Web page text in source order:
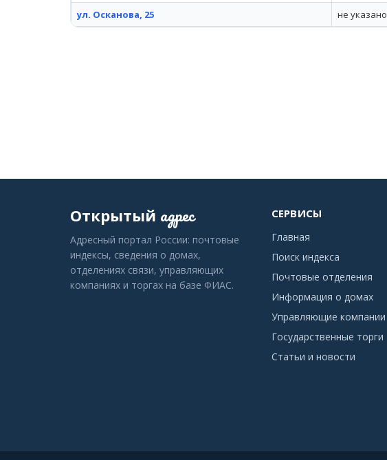
ул. Осканова, 25
не указано
Открытый адрес
Адресный портал России: почтовые
индексы, сведения о домах,
отделениях связи, управляющих
компаниях и торгах на базе ФИАС.
СЕРВИСЫ
Главная
Поиск индекса
Почтовые отделения
Информация о домах
Управляющие компании
Государственные торги
Статьи и новости